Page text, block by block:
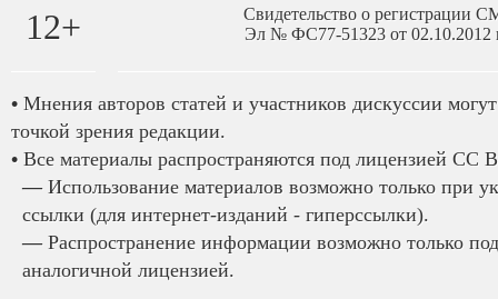
12+
Свидетельство о регистрации
Эл № ФС77-51323 от 02.10.2012
• Мнения авторов статей и участников дискуссии
точкой зрения редакции.
• Все материалы распространяются под лицензией CC
—Использование материалов возможно только при
ссылки (для интернет-изданий - гиперссылки).
—Распространение информации возможно только
аналогичной лицензией.